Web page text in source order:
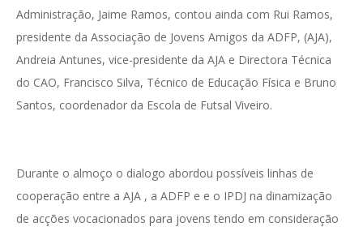
Administração, Jaime Ramos, contou ainda com Rui Ramos,
presidente da Associação de Jovens Amigos da ADFP, (AJA),
Andreia Antunes, vice-presidente da AJA e Directora Técnica
do CAO, Francisco Silva, Técnico de Educação Física e Bruno
Santos, coordenador da Escola de Futsal Viveiro.
Durante o almoço o dialogo abordou possíveis linhas de
cooperação entre a AJA , a ADFP e e o IPDJ na dinamização
de acções vocacionados para jovens tendo em consideração